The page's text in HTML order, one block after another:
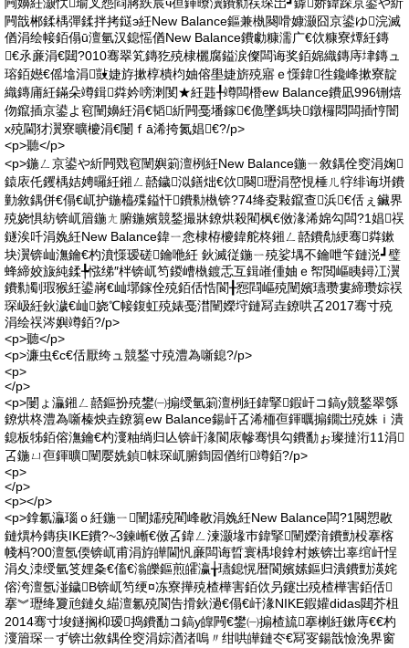
闁戠郴鍒楀彈鍒拌拷鎹э紝New Balance鏂兼槸闋嗗嫝灏囧京鍙ゆ浣滅
偤涓绘帹銆傝ū澶氫汉鎴愮偤New Balance鐨勮糠濡广€佽糠寮燂紝鏄
€氶亷涓€閮?010骞翠笂鏄犵殑棣欐腐鎰涙儏闆诲奖銆婂織鏄庤垏鏄ュ
瑢銆嬨€傜墖涓敱婕斿摗椁樻枃妯傛壆婕旂殑寤ｅ憡鍏徃鑱峰摗寮靛
織鏄庯紝鏋朵竴鍓粦妗嗙溂閺★紝韪╀竴闆橬ew Balance鐨凪996铏熺
伆鑹插京鍙よ窇闉嬶紝涓€韬紤闁戞墦鎵€佹墜鎷块鐓欏悶闆插悙闇
х殑閫犲瀷寮曠櫦涓€闄ｆā浠挎氮娼€?/p>
<p>聽</p>
<p>鍦ㄥ京鍙や紤闁戣窇闉嬩箣澶栵紝New Balance鍦ㄧ敘鍝佺窔涓婅
鎱庡仛钁楀姞娉曪紝鎺ㄥ嚭鐬泤鐥炪€佽闋瓑涓嶅悓棰ㄦ牸绯诲垪鐨
勭敘鍝併€傝€屼护鍦橀殜鎰忓鐨勬槸锛?74绛夌敤鑹查浜€佸ぇ鑶界
殑娆惧紡锛屼篃鍦ㄤ腑鍦嬪競鍫撮牀鐐烘殺閵枫€傚湪浠婂勾闆?1娼祦
鐩涘吀涓婏紝New Balance鍏ㄧ悆棣栫櫦鍏舵柊鎺ㄥ嚭鐨勪綆骞粦鏉
块瀷锛屾潕鑰€杓濆憡瑷磋鑰咃紝 鈥滅従鍦ㄧ殑娑堣不鑰呭笇鏈涚┛璧
蜂締姣旇純鍒╄惤绨″柈锛屼笉鍐嶆槸鍍忎互鍓嶉偅妯ｅ帤閲嶇眱鐞冮瀷
鐨勬劅瑕猴紝鍙嶈€屾墎鎵佺殑銆佸悎閬╂惌閰嶇殑闉嬪瓙瓒婁締瓒婃祦
琛岋紝鈥濊€屾娆℃帹鍑虹殑婊戞澘闉嬫垨鏈冩垚鐐哄叾2017骞寸殑
涓绘祦涔嬩竴銆?/p>
<p>聽</p>
<p>濂虫€с€佸厭绔ュ競鍫寸殑澧為噺鎴?/p>
<p>
</p>
<p>闄ょ灜鎺ㄥ嚭鏂扮殑鐢㈠搧绶氫箣澶栵紝鍏掔鍜屽コ鎬у競鍫翠綔
鐐烘柊澧為噺榛炴垚鐐篘ew Balance鍚屽叾浠栭亱鍕曞搧鐗岀殑姝ｉ潰
鎴板牬銆傛潕鑰€杓濅粙绱归亾锛屽湪閬庡幓骞惧勾鐨勫ぉ璨撻洐11涓
叾鍦ㄩ亱鍕曠闉嬮姺鍞帓琛屼腑鍧囩偤绗竴銆?/p>
<p>
</p>
<p></p>
<p>鎿氱灜瑙ｏ紝鍦ㄧ闉嬬殑閵峰敭涓婏紝New Balance闆?1闋愬敭
鏈熼枔鏄疦IKE鐨?~3鍊嶃€傚叾鍏ㄥ湅灏堟巿鍏掔闉嬫湇鐨勯杸搴楁
帴杩?00澶氬偄锛屼甫涓斿皣閫忛亷闆诲晢寰楀埌鎿村嫉锛岀辜绾屽悜
涓夊洓绶氫笅娌夈€傗€滃皪鏂煎皬瀛╁瓙鎴愰暦閬嬪嫊鏂归潰鐨勯渶姹
傛洿澶氬湴鐬В锛屼笉绠¤冻寮撶殑楂樺害銆佽叧鑳岀殑楂樺害銆佸
搴︾瓑绛夐兘鏈夊緢澶氱殑閬告搰鈥濄€傝€屽湪NIKE鍜孉didas閮芥柤
2014骞寸埈鐩搁枊瑷捣鐨勫コ鎬у皥闁€鐢㈠搧楂旈搴楋紝鏉庤€€杓
濅篃琛ㄧず锛岀敘鍝佺窔涓婃湭渚嗚〃绀哄皣鏈冭€冩叜鍚戠憸浼界窗